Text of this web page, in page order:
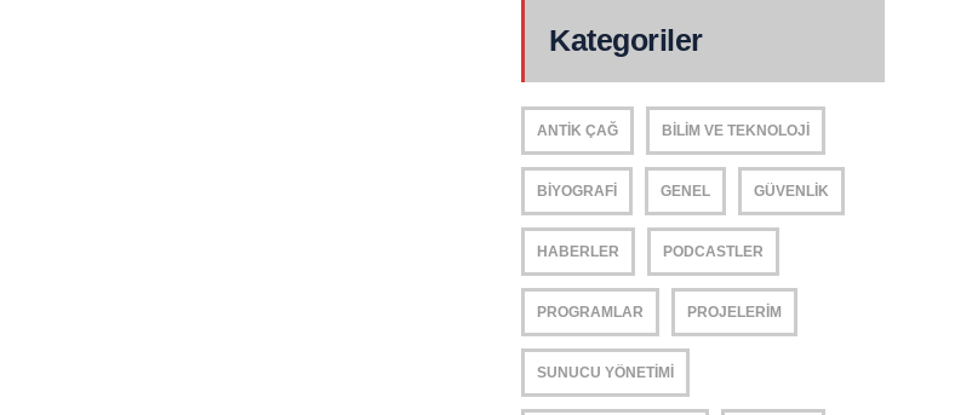
Kategoriler
ANTIK ÇAĞ BILIM VE TEKNOLOJI
BIYOGRAFI GENEL GÜVENLIK
HABERLER PODCASTLER
PROGRAMLAR PROJELERIM
SUNUCU YÖNETIMI